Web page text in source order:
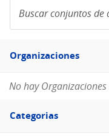
conjuntos
de
Filtro
Organizaciones
No hay
Filtro
Categorias
Categorias